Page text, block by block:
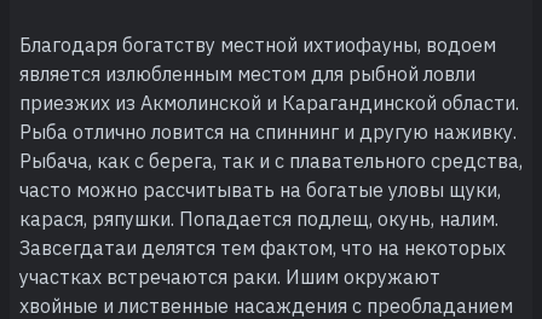
Благодаря богатству местной ихтиофауны, водоем
является излюбленным местом для рыбной ловли
приезжих из Акмолинской и Карагандинской области.
Рыба отлично ловится на спиннинг и другую наживку.
Рыбача, как с берега, так и с плавательного средства,
часто можно рассчитывать на богатые уловы щуки,
карася, ряпушки. Попадается подлещ, окунь, налим.
Завсегдатаи делятся тем фактом, что на некоторых
участках встречаются раки. Ишим окружают
хвойные и лиственные насаждения с преобладанием